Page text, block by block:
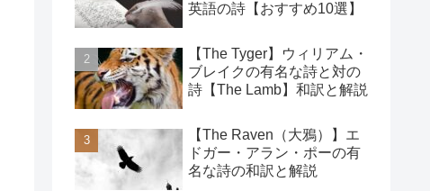
英語の詩【おすすめ10選】
【The Tyger】ウィリアム・
ブレイクの有名な詩と対の
詩【The Lamb】和訳と解説
【The Raven（大鴉）】エ
ドガー・アラン・ポーの有
名な詩の和訳と解説